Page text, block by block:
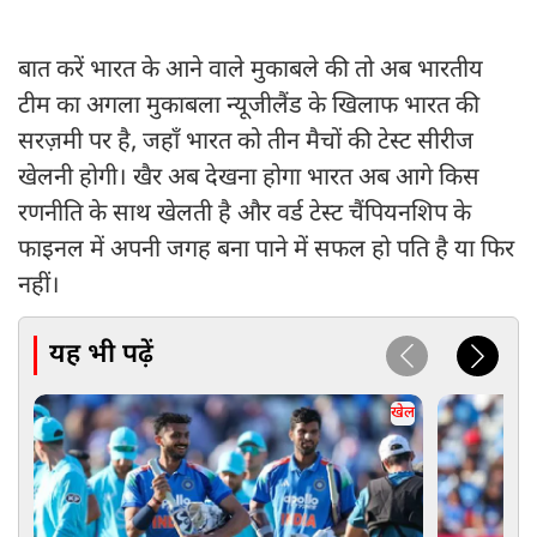
बात करें भारत के आने वाले मुकाबले की तो अब भारतीय
टीम का अगला मुकाबला न्यूजीलैंड के खिलाफ भारत की
सरज़मी पर है, जहाँ भारत को तीन मैचों की टेस्ट सीरीज
खेलनी होगी। खैर अब देखना होगा भारत अब आगे किस
रणनीति के साथ खेलती है और वर्ड टेस्ट चैंपियनशिप के
फाइनल में अपनी जगह बना पाने में सफल हो पति है या फिर
नहीं।
यह भी पढ़ें
खेल